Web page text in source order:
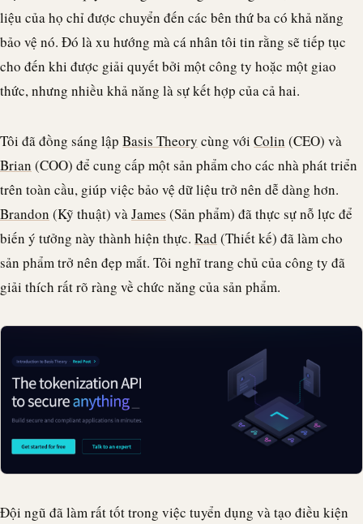
liệu của họ chỉ được chuyển đến các bên thứ ba có khả năng
bảo vệ nó. Đó là xu hướng mà cá nhân tôi tin rằng sẽ tiếp tục
cho đến khi được giải quyết bởi một công ty hoặc một giao
thức, nhưng nhiều khả năng là sự kết hợp của cả hai.
Tôi đã đồng sáng lập Basis Theory cùng với Colin (CEO) và
Brian (COO) để cung cấp một sản phẩm cho các nhà phát triển
trên toàn cầu, giúp việc bảo vệ dữ liệu trở nên dễ dàng hơn.
Brandon (Kỹ thuật) vàJames (Sản phẩm) đã thực sự nỗ lực để
biến ý tưởng này thành hiện thực. Rad (Thiết kế) đã làm cho
sản phẩm trở nên đẹp mắt. Tôi nghĩ trang chủ của công ty đã
giải thích rất rõ ràng về chức năng của sản phẩm.
Đội ngũ đã làm rất tốt trong việc tuyển dụng và tạo điều kiện